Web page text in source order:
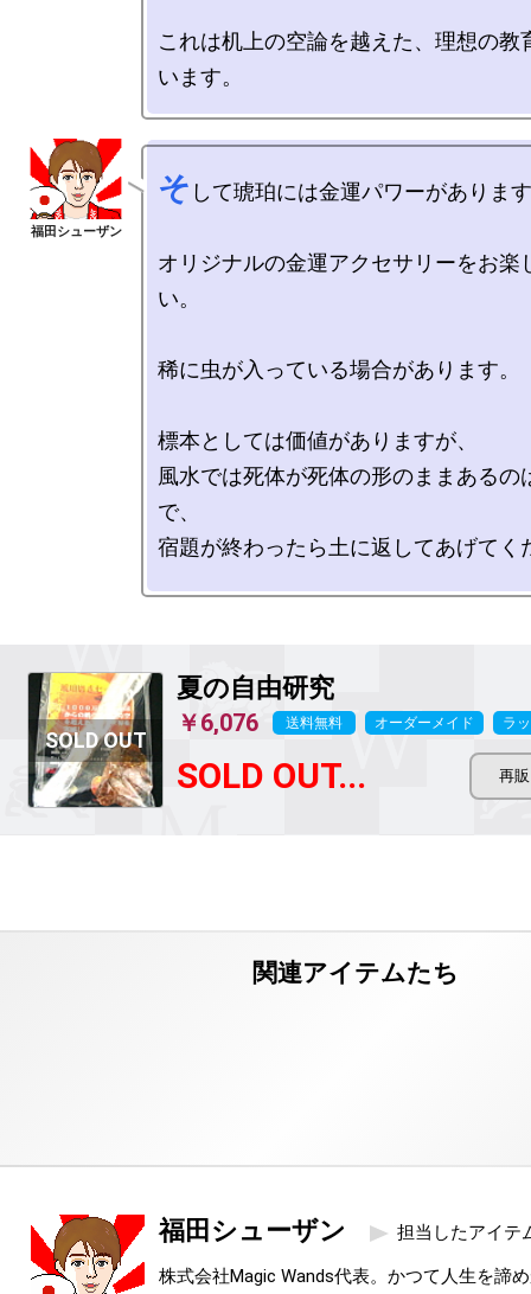
これは机上の空論を越えた、理想の教
そ して琥珀には金運パワーがありま
オリジナルの金運アクセサリーをお楽
い。
稀に虫が入っている場合があります。
標本としては価値がありますが、
風水では死体が死体の形のままあるの
で、
宿題が終わったら土に返してあげてく
夏の自由研究
￥6,076 送料無料 オーダーメイド ラ
SOLD OUT...
福田シューザン 担当したアイテ
株式会社Magic Wands代表。かつて人生を諦